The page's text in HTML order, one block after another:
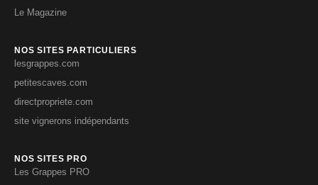
Le Magazine
NOS SITES PARTICULIERS
lesgrappes.com
petitescaves.com
directpropriete.com
site vignerons indépendants
NOS SITES PRO
Les Grappes PRO